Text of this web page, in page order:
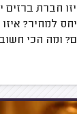
חברת ברזים
למחיר? איזו
ומה הכי